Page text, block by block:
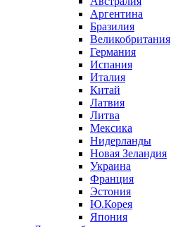
Аргентина
Бразилия
Великобритания
Германия
Испания
Италия
Китай
Латвия
Литва
Мексика
Нидерланды
Новая Зеландия
Украина
Франция
Эстония
Ю.Корея
Япония